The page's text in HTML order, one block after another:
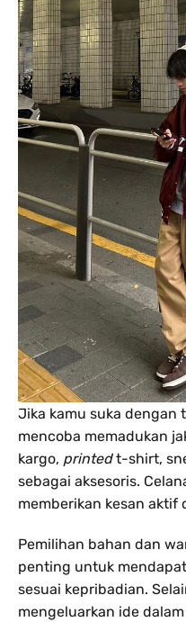
Jika kamu suka dengan
mencoba memadukan
kargo, printedt-shirt,
sebagai aksesoris.
memberikan kesan aktif
Pemilihan bahan dan
penting untuk
sesuai kepribadian.
mengeluarkan ide